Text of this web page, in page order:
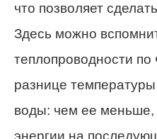
что позволяет
Здесь можно
теплопроводности
разнице
воды: чем ее
энергии на